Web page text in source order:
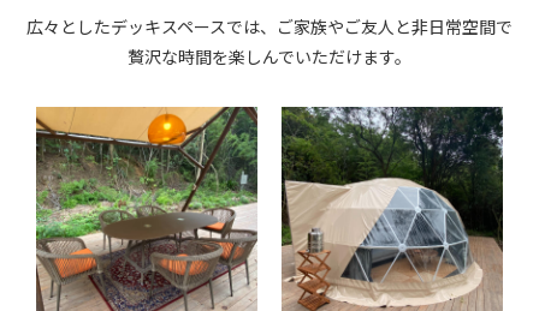
広々としたデッキスペースでは、ご家族やご友人と非日常空間で
贅沢な時間を楽しんでいただけます。